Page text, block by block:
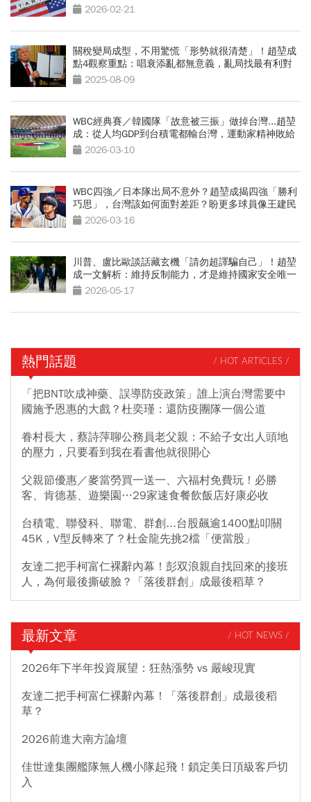
2026-02-21
關稅變局成型，不用驚慌「形勢就很清楚」！趙堃成
點4觀察重點：唱衰添亂都無意義，亂局找最有利對
策 2025-08-09
WBC經典賽／韓國隊「故意被三振」做掉台灣...趙堃
成：從人均GDP到台積電都輸台灣，運動家精神敗給
報復心
2026-03-10
WBC四強／日本隊出局不意外？趙堃成揭四強「勝利
巧思」，台灣該如何面對差距？盼更多球員像王建民
回台扎根
2026-03-16
川普、盧比歐談話藏玄機「請勿超譯騙自己」！趙堃
成一文解析：維持反制能力，才是維持國家安全唯一
方法2026-05-17
熱門話題 / HOT ARTICLES /
「把BNT吹成神藥、誤導防疫政策」誰上演台灣需要中
國施予恩惠的大戲？杜奕瑾：還防疫團隊一個公道
眷村長大，蔡詩萍聊公務員老父親：不給子女出人頭地
的壓力，只要看到我在看書他就很開心
父親節優惠／麥當勞買一送一、六福村免費玩！必勝
客、肯德基、遊樂園…29家速食餐飲飯店好康必收
台積電、聯發科、聯電、群創...台股飆逾1400點叩關
45K，V型反轉來了？杜金龍先挑2檔「便當股」
友達二把手柯富仁裸辭內幕！彭双浪親自找回來的接班
人，為何最後撕破臉？「落後群創」成最後稻草？
最新文章 / HOT NEWS /
2026年下半年投資展望：狂熱漲勢 vs 嚴峻現實
友達二把手柯富仁裸辭內幕！「落後群創」成最後稻
草？
2026前進大南方論壇
佳世達集團艦隊無人機小隊起飛！鎖定美日頂級客戶切
入